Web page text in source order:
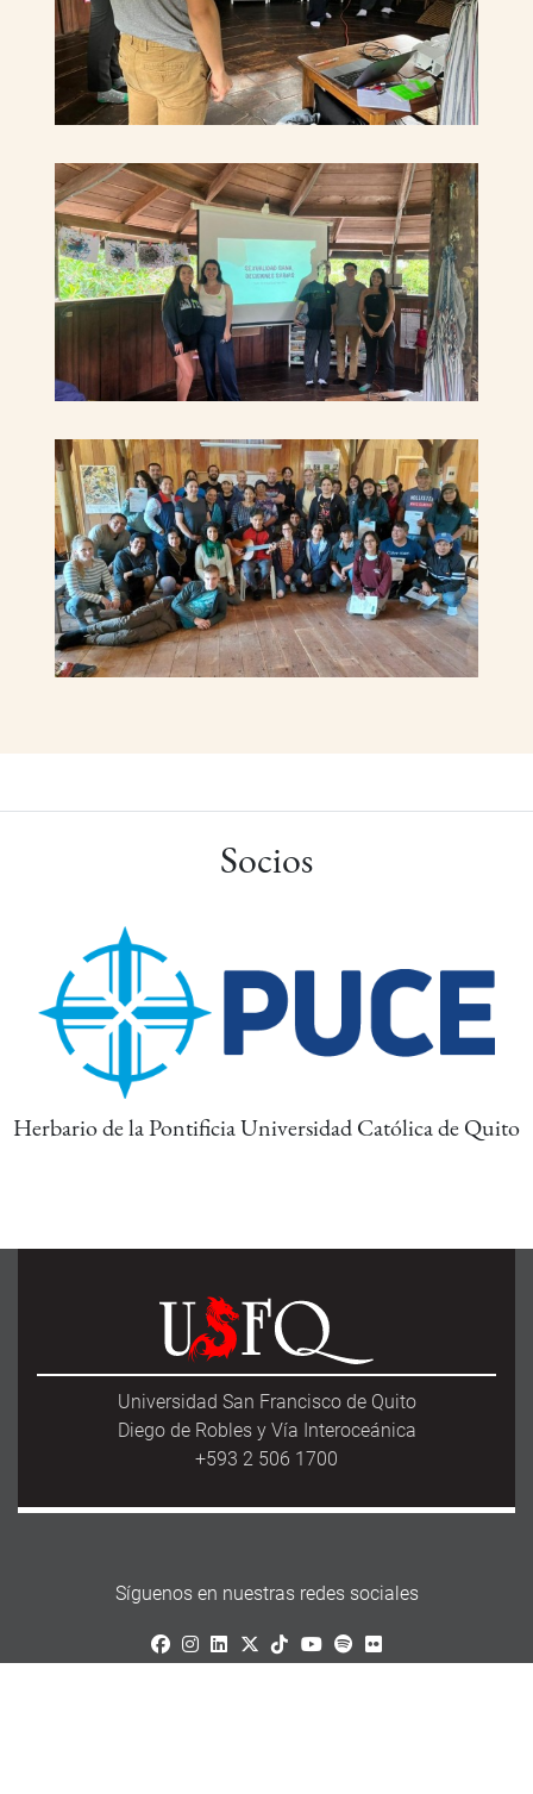
Socios
Herbario de la Pontificia Universidad Católica de Quito
Universidad San Francisco de Quito
Diego de Robles y Vía Interoceánica
+593 2 506 1700
Síguenos en nuestras redes sociales